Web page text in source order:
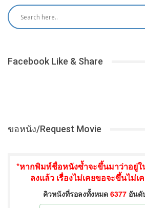
Facebook Like & Share
ขอหนัง/Request Movie